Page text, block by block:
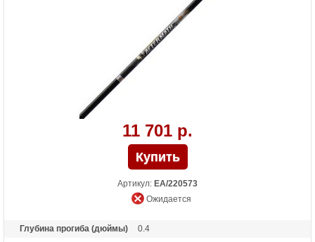
11 701 р.
Артикул: EA/220573
Ожидается
Глубина прогиба (дюймы)
0.4